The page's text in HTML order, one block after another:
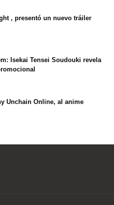
, presentó un nuevo tráiler
Isekai Tensei Soudouki revela
Unchain Online, al anime